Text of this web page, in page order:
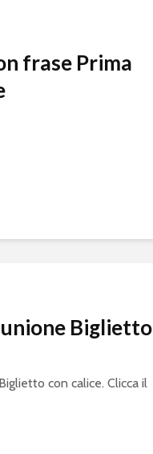
frase Prima
Biglietto
con calice. Clicca il